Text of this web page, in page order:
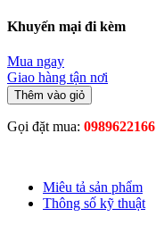
Khuyến mại đi kèm
Mua ngay
Giao hàng tận nơi
Thêm vào giỏ
Gọi đặt mua: 0989622166
Miêu tả sản phẩm
Thông số kỹ thuật